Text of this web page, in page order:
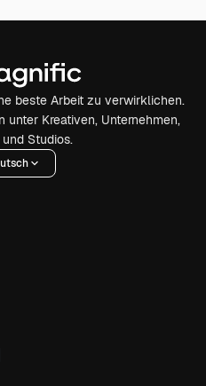
beste Arbeit zu verwirklichen.
unter Kreativen, Unternehmen,
Studios.